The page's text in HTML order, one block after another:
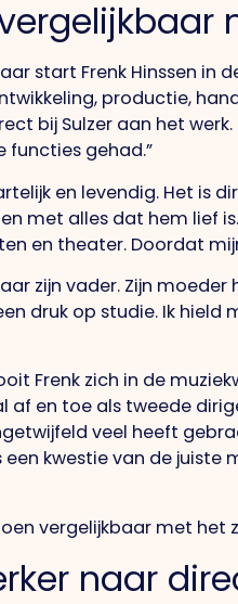
start Frenk Hinssen in
productie,
bij Sulzer aan het
functies gehad.”
en levendig. Het is
met alles dat hem lief
en theater. Doordat
zijn vader. Zijn
druk op studie. Ik
Frenk zich in de
en toe als tweede
veel heeft
een kwestie van de
vergelijkbaar met
naar